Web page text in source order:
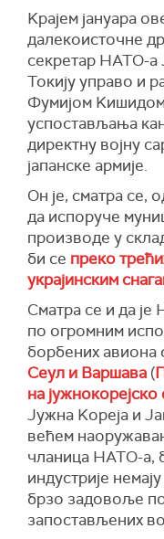
Kрајем јануара
далекоисточне
секретар НАТО-а
Токију управо и
Фумијом
успостављања
директну војну
јапанске армије.
Он је, сматра се,
да испоруче
производе у
би се преко
украјинским
Сматра се и да
по огромним
борбених авиона
Сеул и Варшава (
на јужнокорејско
Јужна Kореја и
већем
чланица НАТО-а,
индустрије
брзо задовоље
запостављених